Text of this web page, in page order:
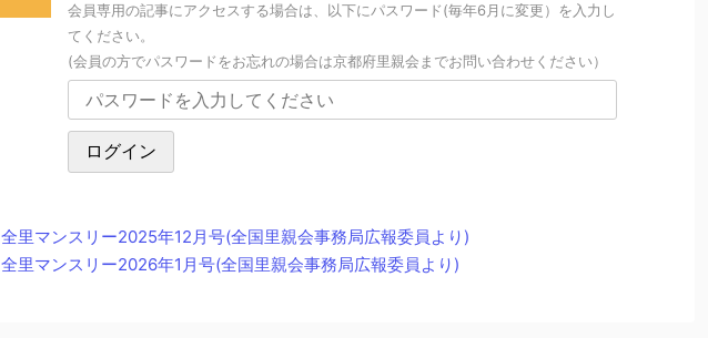
会員専用の記事にアクセスする場合は、以下にパスワード(毎年6月に変更）を入力し
てください。
(会員の方でパスワードをお忘れの場合は京都府里親会までお問い合わせください）
全里マンスリー2025年12月号(全国里親会事務局広報委員より)
全里マンスリー2026年1月号(全国里親会事務局広報委員より)